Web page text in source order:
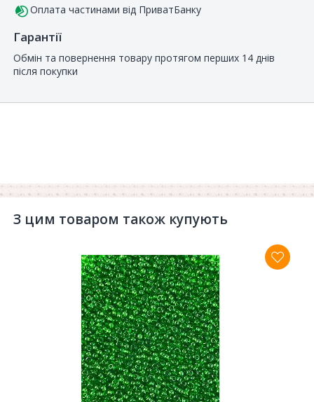
Оплата частинами від ПриватБанку
Гарантії
Обмін та повернення товару протягом перших 14 днів
після покупки
З цим товаром також купують